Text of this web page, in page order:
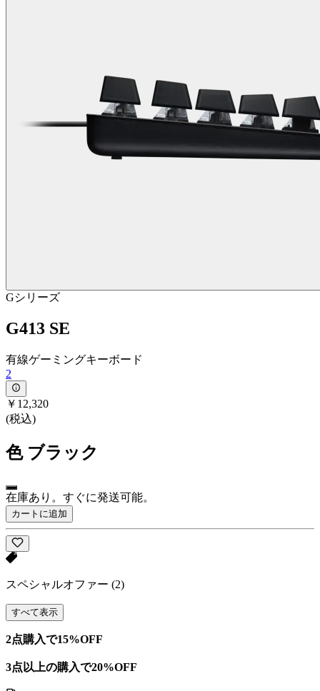
Gシリーズ
G413 SE
有線ゲーミングキーボード
2
￥12,320
(税込)
色 ブラック
在庫あり。すぐに発送可能。
カートに追加
スペシャルオファー (2)
すべて表示
2点購入で15%OFF
3点以上の購入で20%OFF